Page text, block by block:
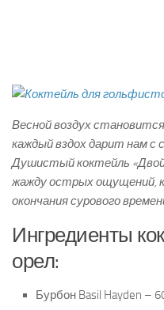
Весной воздух
каждый вздох дарит нам с
Душистый коктейль
жажду острых ощущений,
окончания сурового
Ингредиенты
орел:
Бурбон Basil Hayden –